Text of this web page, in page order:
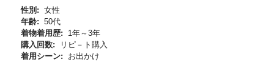
性別: 女性
年齢: 50代
着物着用歴:
1年～3年
購入回数:
リピ－ト購入
着用シーン:
お出かけ